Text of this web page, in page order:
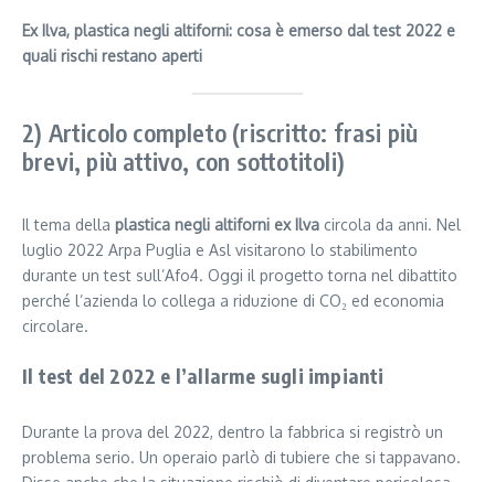
Ex Ilva, plastica negli altiforni: cosa è emerso dal test 2022 e
quali rischi restano aperti
2) Articolo completo (riscritto: frasi più
brevi, più attivo, con sottotitoli)
Il tema della plastica negli altiforni ex Ilva circola da anni. Nel
luglio 2022 Arpa Puglia e Asl visitarono lo stabilimento
durante un test sull’Afo4. Oggi il progetto torna nel dibattito
perché l’azienda lo collega a riduzione di CO₂ ed economia
circolare.
Il test del 2022 e l’allarme sugli impianti
Durante la prova del 2022, dentro la fabbrica si registrò un
problema serio. Un operaio parlò di tubiere che si tappavano.